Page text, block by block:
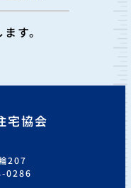
す。
宅協会
207
0286